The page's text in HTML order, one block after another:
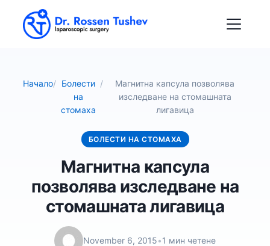
Начало/ Болести
на
стомаха
/
Магнитна капсула позволява
изследване на стомашната
лигавица
БОЛЕСТИ НА СТОМАХА
Магнитна капсула
позволява изследване на
стомашната лигавица
November 6, 2015•1 мин четене